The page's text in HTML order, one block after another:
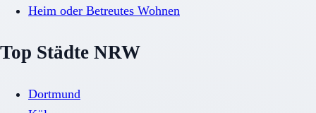
Heim oder Betreutes Wohnen
Top Städte NRW
Dortmund